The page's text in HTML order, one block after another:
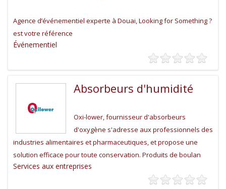
Agence d’événementiel experte à Douai, Looking for Something ?
est votre référence
Événementiel
Absorbeurs d'humidité
Oxi-lower, fournisseur d'absorbeurs
d'oxygène s'adresse aux professionnels des
industries alimentaires et pharmaceutiques, et propose une
solution efficace pour toute conservation. Produits de boulan
Services aux entreprises